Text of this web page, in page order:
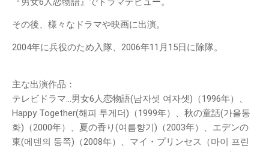
その後、様々なドラマや映画に出演。
2004年に兵役のため入隊、2006年11月15日に除隊。
主な出演作品：
テレビドラマ…男女6人恋物語(남자셋 여자셋)（1996年）、
Happy Together(해피 투게더)（1999年）、秋の童話(가을동
화)（2000年）、夏の香り(여름향기)（2003年）、エデンの
東(에덴의 동쪽)（2008年）、マイ・プリンセス（마이 프린